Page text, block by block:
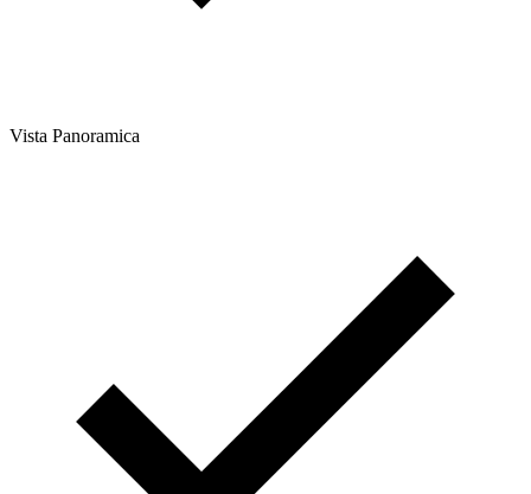
Vista Panoramica